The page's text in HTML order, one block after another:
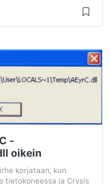
-
oikein
korjataan, kun
tietokoneessa ja Crysis